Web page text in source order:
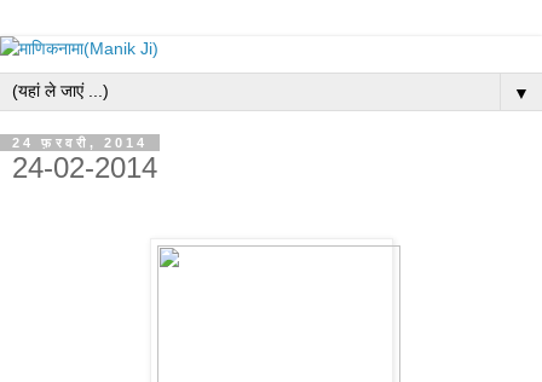
▼
24 फ़रवरी, 2014
24-02-2014